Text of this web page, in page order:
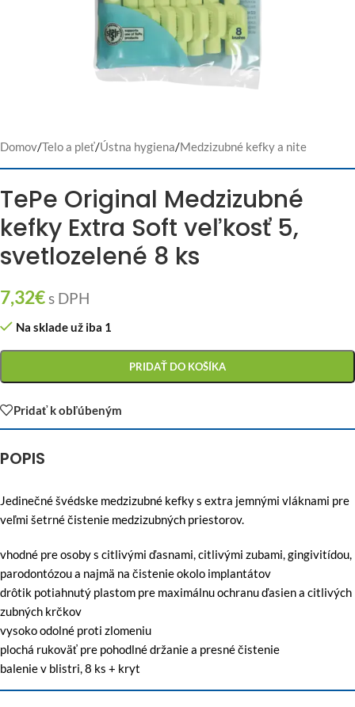
Domov/Telo a pleť/Ústna hygiena/Medzizubné kefky a nite
TePe Original Medzizubné
kefky Extra Soft veľkosť 5,
svetlozelené 8 ks
7,32€s DPH
Na sklade už iba 1
PRIDAŤ DO KOŠÍKA
Pridať k obľúbeným
POPIS
Jedinečné švédske medzizubné kefky s extra jemnými vláknami pre
veľmi šetrné čistenie medzizubných priestorov.
vhodné pre osoby s citlivými ďasnami, citlivými zubami, gingivitídou,
parodontózou a najmä na čistenie okolo implantátov
drôtik potiahnutý plastom pre maximálnu ochranu ďasien a citlivých
zubných krčkov
vysoko odolné proti zlomeniu
plochá rukoväť pre pohodlné držanie a presné čistenie
balenie v blistri, 8 ks + kryt